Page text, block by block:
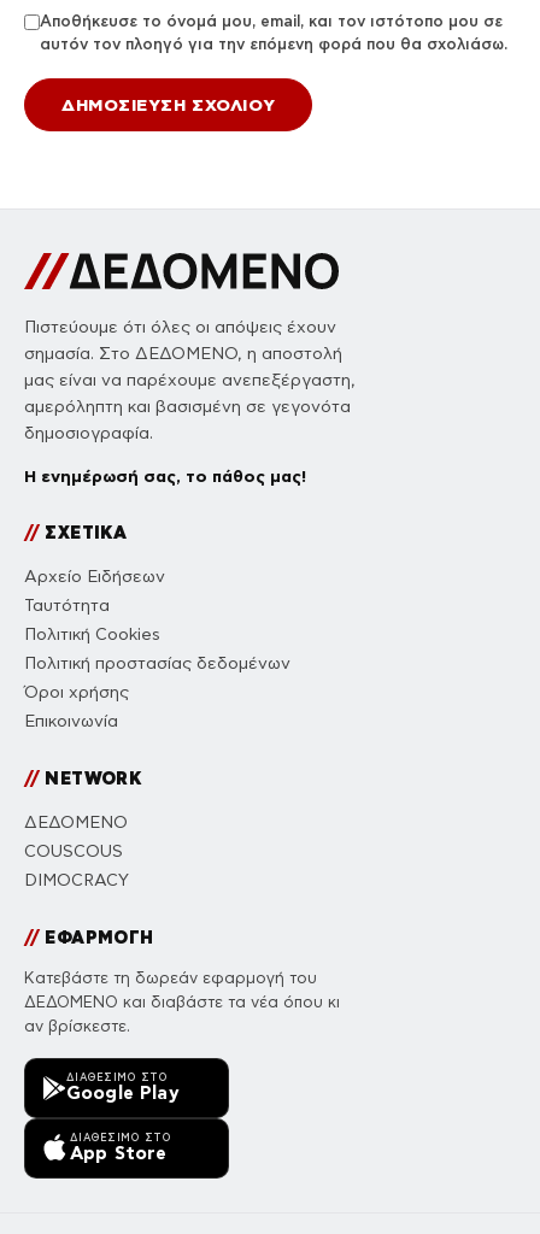
Αποθήκευσε το όνομά μου, email, και τον ιστότοπο μου σε
αυτόν τον πλοηγό για την επόμενη φορά που θα σχολιάσω.
Πιστεύουμε ότι όλες οι απόψεις έχουν
σημασία. Στο ΔΕΔΟΜΕΝΟ, η αποστολή
μας είναι να παρέχουμε ανεπεξέργαστη,
αμερόληπτη και βασισμένη σε γεγονότα
δημοσιογραφία.
Η ενημέρωσή σας, το πάθος μας!
//ΣΧΕΤΙΚΑ
Αρχείο Ειδήσεων
Ταυτότητα
Πολιτική Cookies
Πολιτική προστασίας δεδομένων
Όροι χρήσης
Επικοινωνία
//NETWORK
ΔΕΔΟΜΕΝΟ
COUSCOUS
DIMOCRACY
//ΕΦΑΡΜΟΓΗ
Κατεβάστε τη δωρεάν εφαρμογή του
ΔΕΔΟΜΕΝΟ και διαβάστε τα νέα όπου κι
αν βρίσκεστε.
ΔΙΑΘΈΣΙΜΟ ΣΤΟ
Google Play
ΔΙΑΘΈΣΙΜΟ ΣΤΟ
App Store